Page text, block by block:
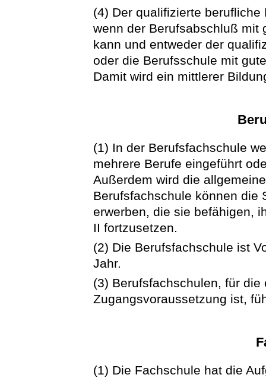
(4) Der qualifizierte
wenn der Berufsabschluß mit
kann und entweder der
oder die Berufsschule mit
Damit wird ein mittlerer
(1) In der Berufsfachschule
mehrere Berufe eingeführt
Außerdem wird die
Berufsfachschule können die
erwerben, die sie befähigen,
II fortzusetzen.
(2) Die Berufsfachschule ist
Jahr.
(3) Berufsfachschulen, für
Zugangsvoraussetzung ist,
(1) Die Fachschule hat die